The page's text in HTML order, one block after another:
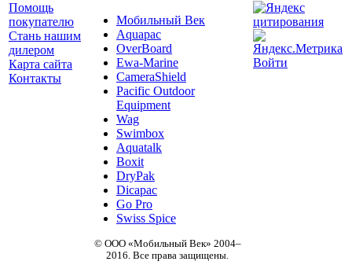
Помощь
покупателю
Стань нашим
дилером
Карта сайта
Контакты
Мобильный Век
Aquapac
OverBoard
Ewa-Marine
CameraShield
Pacific Outdoor
Equipment
Wag
Swimbox
Aquatalk
Boxit
DryPak
Dicapac
Go Pro
Swiss Spice
© ООО «Мобильный Век» 2004–
2016. Все права защищены.
Войти